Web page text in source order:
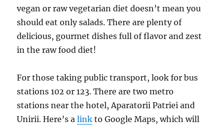
vegan or raw vegetarian diet doesn’t mean you
should eat only salads. There are plenty of
delicious, gourmet dishes full of flavor and zest
in the raw food diet!
For those taking public transport, look for bus
stations 102 or 123. There are two metro
stations near the hotel, Aparatorii Patriei and
Unirii. Here’s alink to Google Maps, which will